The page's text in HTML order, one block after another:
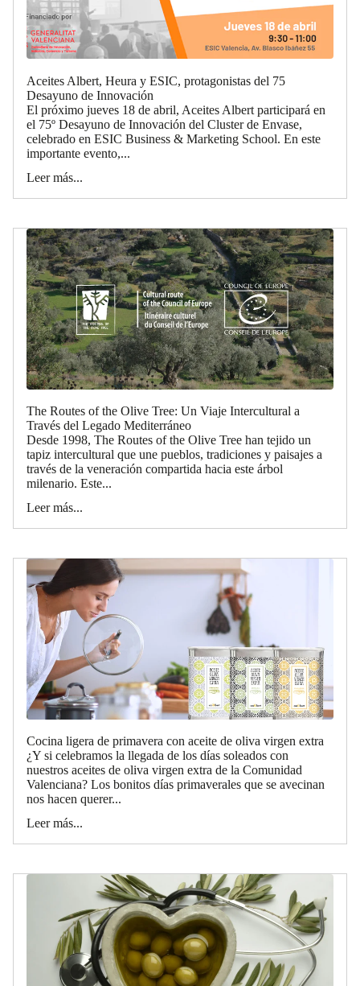
Aceites Albert, Heura y ESIC, protagonistas del 75
Desayuno de Innovación
El próximo jueves 18 de abril, Aceites Albert participará en
el 75º Desayuno de Innovación del Cluster de Envase,
celebrado en ESIC Business & Marketing School. En este
importante evento,...
Leer más...
The Routes of the Olive Tree: Un Viaje Intercultural a
Través del Legado Mediterráneo
Desde 1998, The Routes of the Olive Tree han tejido un
tapiz intercultural que une pueblos, tradiciones y paisajes a
través de la veneración compartida hacia este árbol
milenario. Este...
Leer más...
Cocina ligera de primavera con aceite de oliva virgen extra
¿Y si celebramos la llegada de los días soleados con
nuestros aceites de oliva virgen extra de la Comunidad
Valenciana? Los bonitos días primaverales que se avecinan
nos hacen querer...
Leer más...